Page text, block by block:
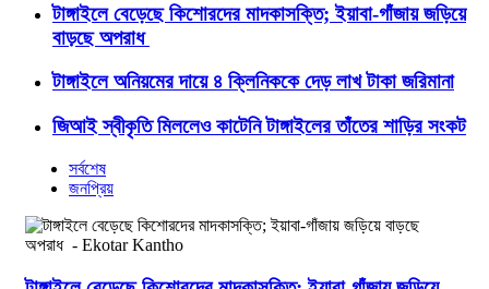
টাঙ্গাইলে বেড়েছে কিশোরদের মাদকাসক্তি; ইয়াবা-গাঁজায় জড়িয়ে
বাড়ছে অপরাধ
টাঙ্গাইলে অনিয়মের দায়ে ৪ ক্লিনিককে দেড় লাখ টাকা জরিমানা
জিআই স্বীকৃতি মিললেও কাটেনি টাঙ্গাইলের তাঁতের শাড়ির সংকট
সর্বশেষ
জনপ্রিয়